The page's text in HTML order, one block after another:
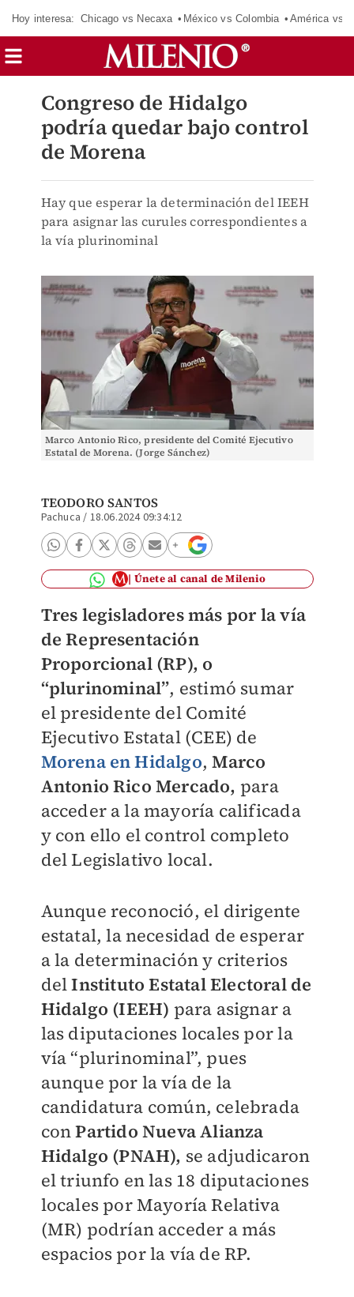
Hoy interesa: Chicago vs Necaxa México vs Colombia América vs
Congreso de Hidalgo
podría quedar bajo control
de Morena
Hay que esperar la determinación del IEEH
para asignar las curules correspondientes a
la vía plurinominal
Marco Antonio Rico, presidente del Comité Ejecutivo
Estatal de Morena. (Jorge Sánchez)
TEODORO SANTOS
Pachuca / 18.06.2024 09:34:12
Únete al canal de Milenio
Tres legisladores más por la vía
de Representación
Proporcional (RP), o
“plurinominal”, estimó sumar
el presidente del Comité
Ejecutivo Estatal (CEE) de
Morena en Hidalgo,Marco
Antonio Rico Mercado, para
acceder a la mayoría calificada
y con ello el control completo
del Legislativo local.
Aunque reconoció, el dirigente
estatal, la necesidad de esperar
a la determinación y criterios
delInstituto Estatal Electoral de
Hidalgo (IEEH) para asignar a
las diputaciones locales por la
vía “plurinominal”, pues
aunque por la vía de la
candidatura común, celebrada
conPartido Nueva Alianza
Hidalgo (PNAH), se adjudicaron
el triunfo en las 18 diputaciones
locales por Mayoría Relativa
(MR) podrían acceder a más
espacios por la vía de RP.